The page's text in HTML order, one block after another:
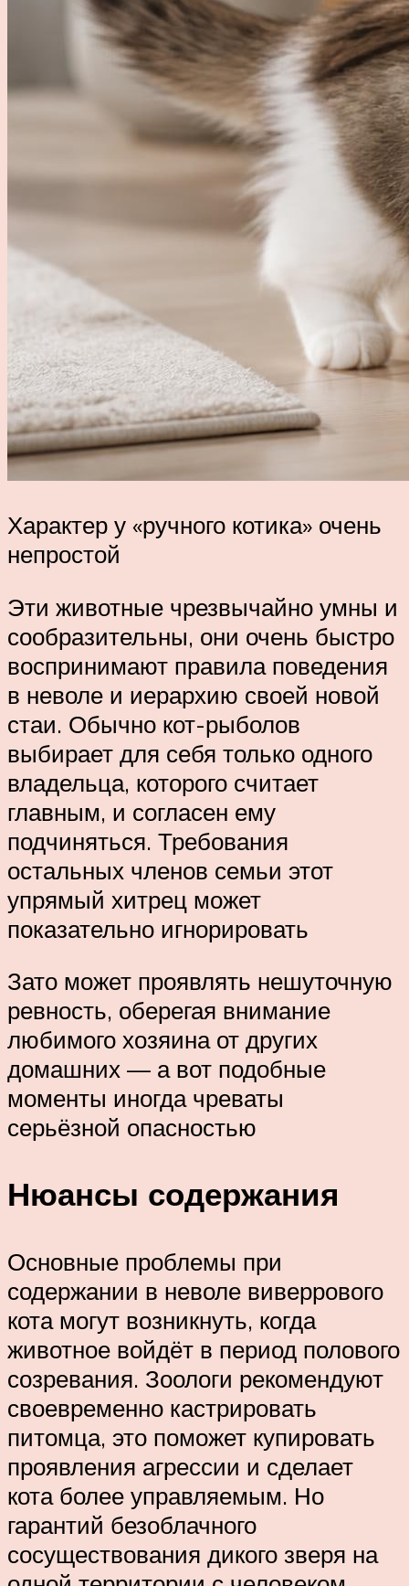
Характер у «ручного котика» очень
непростой
Эти животные чрезвычайно умны и
сообразительны, они очень быстро
воспринимают правила поведения
в неволе и иерархию своей новой
стаи. Обычно кот-рыболов
выбирает для себя только одного
владельца, которого считает
главным, и согласен ему
подчиняться. Требования
остальных членов семьи этот
упрямый хитрец может
показательно игнорировать
Зато может проявлять нешуточную
ревность, оберегая внимание
любимого хозяина от других
домашних — а вот подобные
моменты иногда чреваты
серьёзной опасностью
Нюансы содержания
Основные проблемы при
содержании в неволе виверрового
кота могут возникнуть, когда
животное войдёт в период полового
созревания. Зоологи рекомендуют
своевременно кастрировать
питомца, это поможет купировать
проявления агрессии и сделает
кота более управляемым. Но
гарантий безоблачного
сосуществования дикого зверя на